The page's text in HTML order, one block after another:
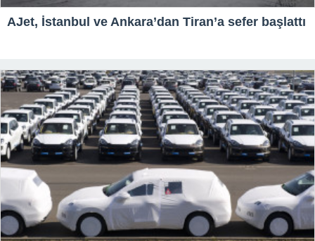
AJet, İstanbul ve Ankara’dan Tiran’a sefer başlattı